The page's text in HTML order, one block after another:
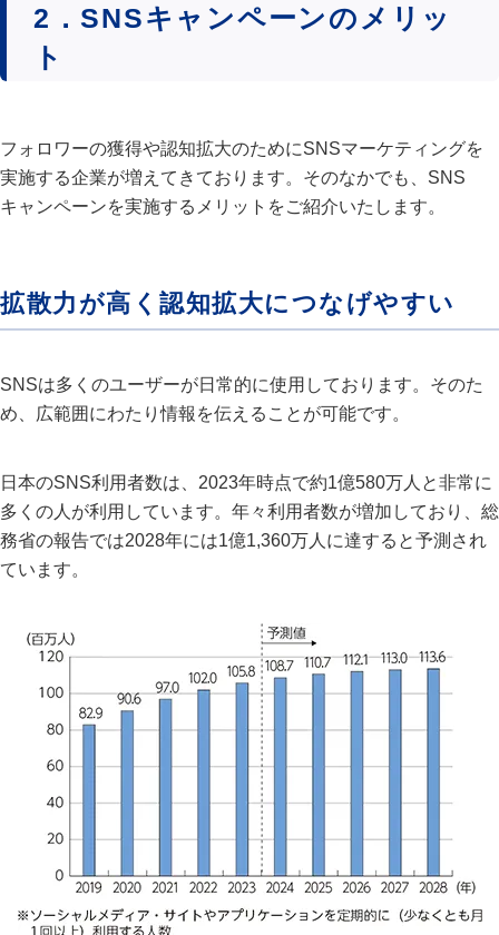
2．SNSキャンペーンのメリッ
ト
フォロワーの獲得や認知拡大のためにSNSマーケティングを
実施する企業が増えてきております。そのなかでも、SNS
キャンペーンを実施するメリットをご紹介いたします。
拡散力が高く認知拡大につなげやすい
SNSは多くのユーザーが日常的に使用しております。そのた
め、広範囲にわたり情報を伝えることが可能です。
日本のSNS利用者数は、2023年時点で約1億580万人と非常に
多くの人が利用しています。年々利用者数が増加しており、総
務省の報告では2028年には1億1,360万人に達すると予測され
ています。